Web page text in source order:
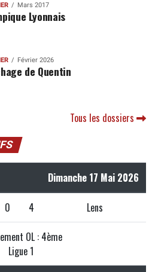
Mars 2017
Lyonnais
Février 2026
de Quentin
Tous les dossiers
Dimanche 17 Mai 2026
0 4 Lens
OL : 4ème
Ligue 1